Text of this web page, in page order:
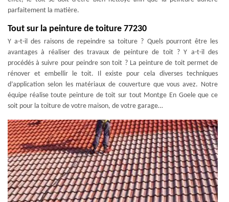
parfaitement la matière.
Tout sur la peinture de toiture 77230
Y a-t-il des raisons de repeindre sa toiture ? Quels pourront être les
avantages à réaliser des travaux de peinture de toit ? Y a-t-il des
procédés à suivre pour peindre son toit ? La peinture de toit permet de
rénover et embellir le toit. Il existe pour cela diverses techniques
d’application selon les matériaux de couverture que vous avez. Notre
équipe réalise toute peinture de toit sur tout Montge En Goele que ce
soit pour la toiture de votre maison, de votre garage…